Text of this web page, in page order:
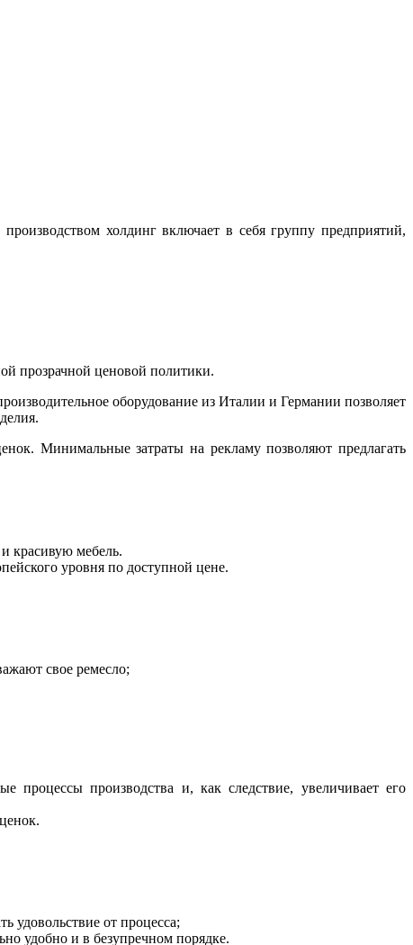
холдинг включает в себя группу предприятий,
прозрачной ценовой политики.
оборудование из Италии и Германии позволяет
Минимальные затраты на рекламу позволяют предлагать
красивую мебель.
уровня по доступной цене.
свое ремесло;
процессы производства и, как следствие, увеличивает его
удовольствие от процесса;
удобно и в безупречном порядке.